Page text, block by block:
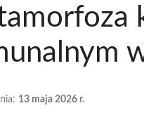
13 maja 2026 r.